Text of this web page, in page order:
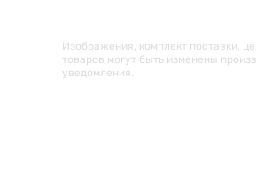
Изображения, комплект поставки,
товаров могут быть изменены
уведомления.